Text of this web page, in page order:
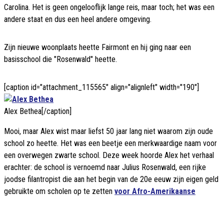
Carolina. Het is geen ongelooflijk lange reis, maar toch; het was een
andere staat en dus een heel andere omgeving.
Zijn nieuwe woonplaats heette Fairmont en hij ging naar een
basisschool die "Rosenwald" heette.
[caption id="attachment_115565" align="alignleft" width="190"]
Alex Bethea[/caption]
Mooi, maar Alex wist maar liefst 50 jaar lang niet waarom zijn oude
school zo heette. Het was een beetje een merkwaardige naam voor
een overwegen zwarte school. Deze week hoorde Alex het verhaal
erachter: de school is vernoemd naar Julius Rosenwald, een rijke
joodse filantropist die aan het begin van de 20e eeuw zijn eigen geld
gebruikte om scholen op te zetten voor Afro-Amerikaanse